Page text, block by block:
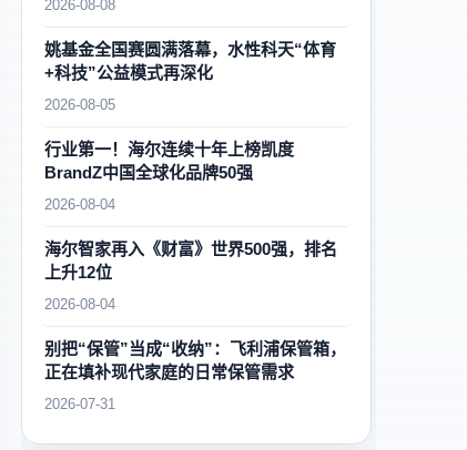
2026-08-08
姚基金全国赛圆满落幕，水性科天“体育
+科技”公益模式再深化
2026-08-05
行业第一！海尔连续十年上榜凯度
BrandZ中国全球化品牌50强
2026-08-04
海尔智家再入《财富》世界500强，排名
上升12位
2026-08-04
别把“保管”当成“收纳”：飞利浦保管箱，
正在填补现代家庭的日常保管需求
2026-07-31